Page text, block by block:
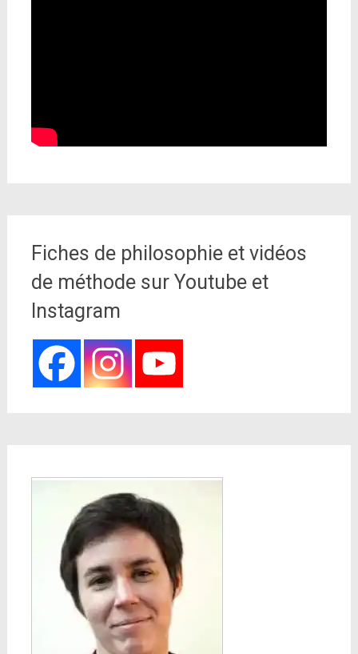
Fiches de philosophie et vidéos
de méthode sur Youtube et
Instagram